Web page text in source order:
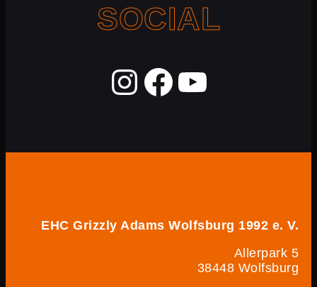
SOCIAL
EHC Grizzly Adams Wolfsburg 1992 e. V.
Allerpark 5
38448 Wolfsburg